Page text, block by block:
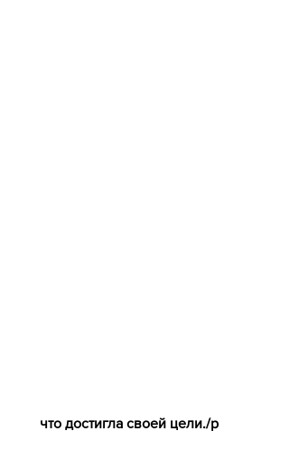
что достигла своей цели./p